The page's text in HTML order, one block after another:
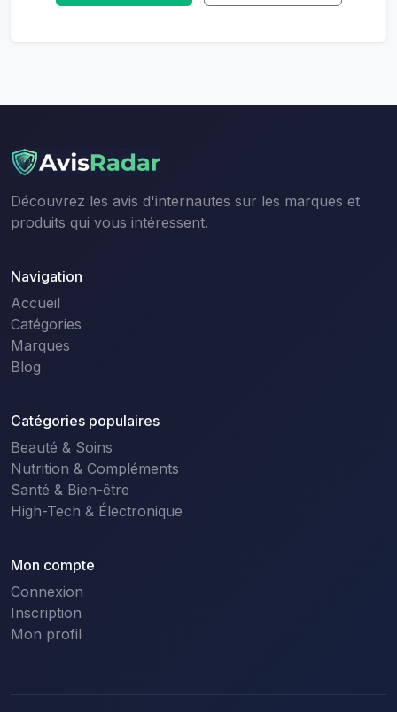
Découvrez les avis d'internautes sur les marques et
produits qui vous intéressent.
Navigation
Accueil
Catégories
Marques
Blog
Catégories populaires
Beauté & Soins
Nutrition & Compléments
Santé & Bien-être
High-Tech & Électronique
Mon compte
Connexion
Inscription
Mon profil